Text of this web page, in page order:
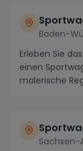
Baden-
Erleben Sie
einen
malerische
Sachsen-